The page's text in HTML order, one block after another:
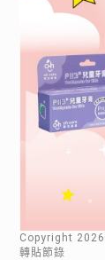
Copyright 2026
轉貼節錄